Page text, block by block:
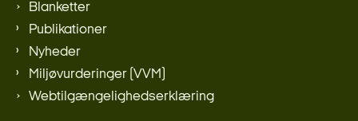
Blanketter
Publikationer
Nyheder
Miljøvurderinger (VVM)
Webtilgængelighedserklæring